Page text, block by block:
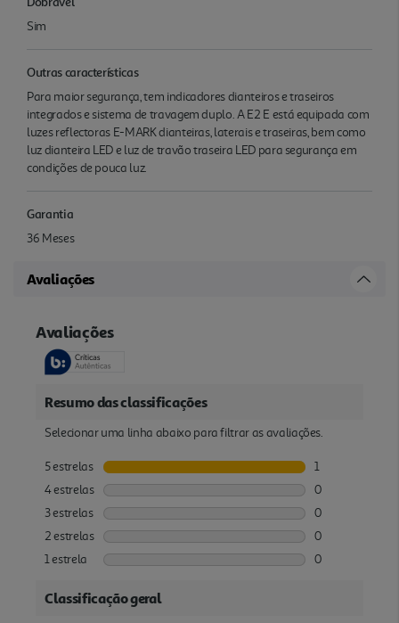
Sim
Outras características
Para maior segurança, tem indicadores dianteiros e traseiros
integrados e sistema de travagem duplo. A E2 E está equipada com
luzes reflectoras E-MARK dianteiras, laterais e traseiras, bem como
luz dianteira LED e luz de travão traseira LED para segurança em
condições de pouca luz.
Garantia
36 Meses
Avaliações